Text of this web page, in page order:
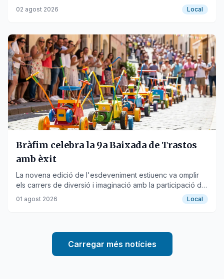
02 agost 2026 Local
Bràfim celebra la 9a Baixada de Trastos
amb èxit
La novena edició de l'esdeveniment estiuenc va omplir
els carrers de diversió i imaginació amb la participació de
petits i grans.
01 agost 2026 Local
Carregar més notícies